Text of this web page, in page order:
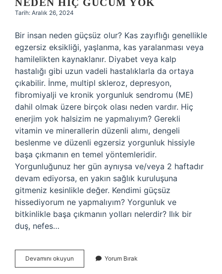
NEDEN HIÇ GÜCÜM YOK
Tarih: Aralık 26, 2024
Bir insan neden güçsüz olur? Kas zayıflığı genellikle
egzersiz eksikliği, yaşlanma, kas yaralanması veya
hamilelikten kaynaklanır. Diyabet veya kalp
hastalığı gibi uzun vadeli hastalıklarla da ortaya
çıkabilir. İnme, multipl skleroz, depresyon,
fibromiyalji ve kronik yorgunluk sendromu (ME)
dahil olmak üzere birçok olası neden vardır. Hiç
enerjim yok halsizim ne yapmalıyım? Gerekli
vitamin ve minerallerin düzenli alımı, dengeli
beslenme ve düzenli egzersiz yorgunluk hissiyle
başa çıkmanın en temel yöntemleridir.
Yorgunluğunuz her gün aynıysa ve/veya 2 haftadır
devam ediyorsa, en yakın sağlık kuruluşuna
gitmeniz kesinlikle değer. Kendimi güçsüz
hissediyorum ne yapmalıyım? Yorgunluk ve
bitkinlikle başa çıkmanın yolları nelerdir? Ilık bir
duş, nefes…
Devamını okuyun
Hiç
Yorum Bırak